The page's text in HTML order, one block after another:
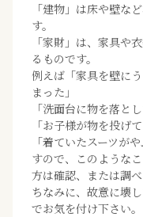
「建物」は床や壁な
す。
「家財」は、家具や
るものです。
例えば「家具を壁に
まった」
「洗面台に物を落と
「お子様が物を投げ
「着ていたスーツが
すので、このような
方は確認、または調べ
ちなみに、故意に壊
でお気を付け下さい。